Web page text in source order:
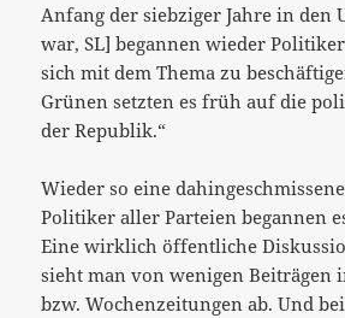
Anfang der siebziger Jahre in den
war, SL] begannen wieder
sich mit dem Thema zu
Grünen setzten es früh auf die
der Republik.“
Wieder so eine
Politiker aller Parteien begannen
Eine wirklich öffentliche
sieht man von wenigen Beiträgen
bzw. Wochenzeitungen ab. Und